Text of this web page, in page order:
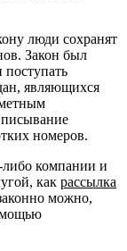
люди сохранят
Закон был
поступать
являющихся
номеров.
либо компании и
как рассылка
можно,